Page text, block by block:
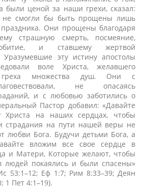
были ценой за наши грехи, сказал:
не смогли бы быть прощены лишь
Они прощены благодаря
страшную смерть, посмеяние,
и ставшему жертвой
эту истину апостолы
воле Христа, желавшего
греха множества душ. Они с
не опасаясь
и с любовью заботились о
Пастор добавил: «Давайте
Христа на наших сердцах, чтобы
страдания на пути нашей веры не
любви Бога. Будучи детьми Бога, а
вложим все свое сердце в
и Матери, Которые желают, чтобы
людей покаялись и были спасены»
53:1–12; Еф 1:7; Рим 8:33–39; Деян
1 Пет 4:1–19).